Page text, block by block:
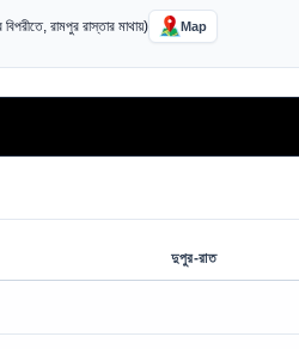
রামপুর রাস্তার মাথায়) Map
দুপুর-রাত